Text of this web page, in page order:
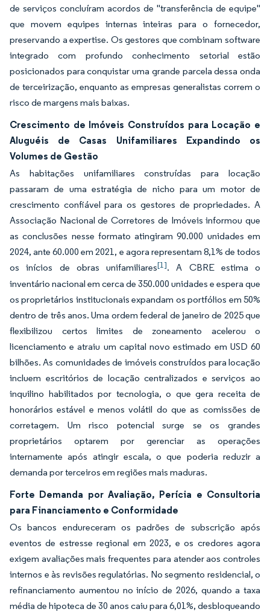
de serviços concluíram acordos de "transferência de equipe"
que movem equipes internas inteiras para o fornecedor,
preservando a expertise. Os gestores que combinam software
integrado com profundo conhecimento setorial estão
posicionados para conquistar uma grande parcela dessa onda
de terceirização, enquanto as empresas generalistas correm o
risco de margens mais baixas.
Crescimento de Imóveis Construídos para Locação e
Aluguéis de Casas Unifamiliares Expandindo os
Volumes de Gestão
As habitações unifamiliares construídas para locação
passaram de uma estratégia de nicho para um motor de
crescimento confiável para os gestores de propriedades. A
Associação Nacional de Corretores de Imóveis informou que
as conclusões nesse formato atingiram 90.000 unidades em
2024, ante 60.000 em 2021, e agora representam 8,1% de todos
os inícios de obras unifamiliares[1]. A CBRE estima o
inventário nacional em cerca de 350.000 unidades e espera que
os proprietários institucionais expandam os portfólios em 50%
dentro de três anos. Uma ordem federal de janeiro de 2025 que
flexibilizou certos limites de zoneamento acelerou o
licenciamento e atraiu um capital novo estimado em USD 60
bilhões. As comunidades de imóveis construídos para locação
incluem escritórios de locação centralizados e serviços ao
inquilino habilitados por tecnologia, o que gera receita de
honorários estável e menos volátil do que as comissões de
corretagem. Um risco potencial surge se os grandes
proprietários optarem por gerenciar as operações
internamente após atingir escala, o que poderia reduzir a
demanda por terceiros em regiões mais maduras.
Forte Demanda por Avaliação, Perícia e Consultoria
para Financiamento e Conformidade
Os bancos endureceram os padrões de subscrição após
eventos de estresse regional em 2023, e os credores agora
exigem avaliações mais frequentes para atender aos controles
internos e às revisões regulatórias. No segmento residencial, o
refinanciamento aumentou no início de 2026, quando a taxa
média de hipoteca de 30 anos caiu para 6,01%, desbloqueando